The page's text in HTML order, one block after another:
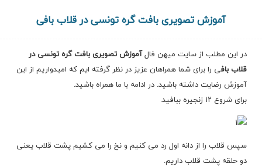
آموزش تصویری بافت گره تونسی در قلاب بافی
در این مطلب از سایت میهن فالآموزش تصویری بافت گره تونسی در
قلاب بافی را برای شما همراهان عزیز در نظر گرفته ایم که امیدواریم از این
آموزش رضایت داشته باشید. در ادامه با ما همراه باشید.
برای شروع ۱۲ زنجیره ببافید.
سپس قلاب را از دانه اول رد می کنیم و نخ را می کشیم پشت قلاب یعنی
دو حلقه پشت قلاب داریم.